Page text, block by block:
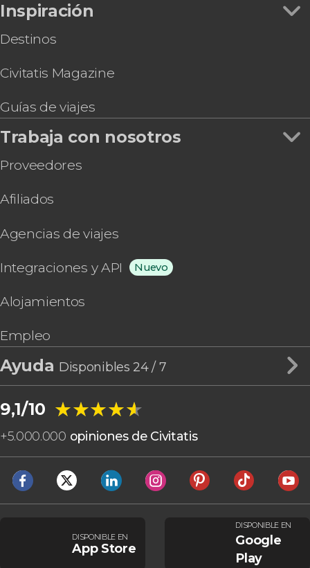
Inspiración
Destinos
Civitatis Magazine
Guías de viajes
Trabaja con nosotros
Proveedores
Afiliados
Agencias de viajes
Integraciones y API Nuevo
Alojamientos
Empleo
Ayuda Disponibles 24 / 7
9,1/10 ★★★★★
★★★★★
+5.000.000 opiniones de Civitatis
DISPONIBLE EN
App Store
DISPONIBLE EN
Google
Play